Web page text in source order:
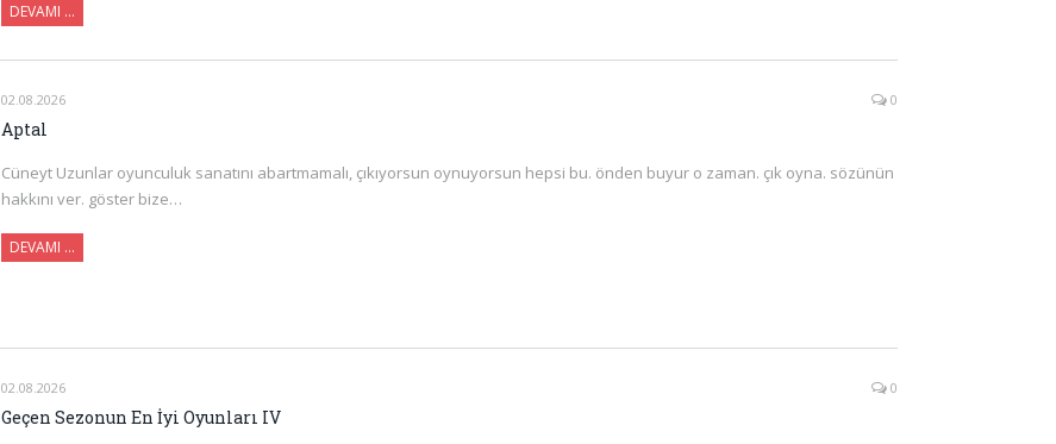
DEVAMI ...
02.08.2026 0
Aptal
Cüneyt Uzunlar oyunculuk sanatını abartmamalı, çıkıyorsun oynuyorsun hepsi bu. önden buyur o zaman. çık oyna. sözünün
hakkını ver. göster bize…
DEVAMI …
02.08.2026 0
Geçen Sezonun En İyi Oyunları IV